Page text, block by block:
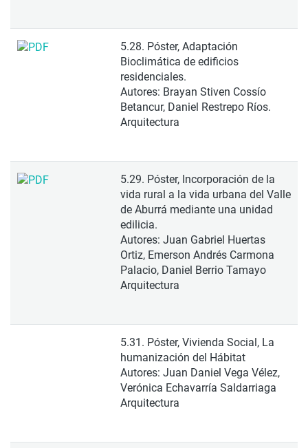
5.28. Póster, Adaptación
Bioclimática de edificios
residenciales.
Autores: Brayan Stiven Cossío
Betancur, Daniel Restrepo Ríos.
Arquitectura
5.29. Póster, Incorporación de la
vida rural a la vida urbana del Valle
de Aburrá mediante una unidad
edilicia.
Autores: Juan Gabriel Huertas
Ortiz, Emerson Andrés Carmona
Palacio, Daniel Berrio Tamayo
Arquitectura
5.31. Póster, Vivienda Social, La
humanización del Hábitat
Autores: Juan Daniel Vega Vélez,
Verónica Echavarría Saldarriaga
Arquitectura